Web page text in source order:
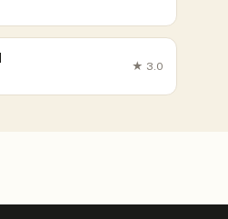
★ 3.0